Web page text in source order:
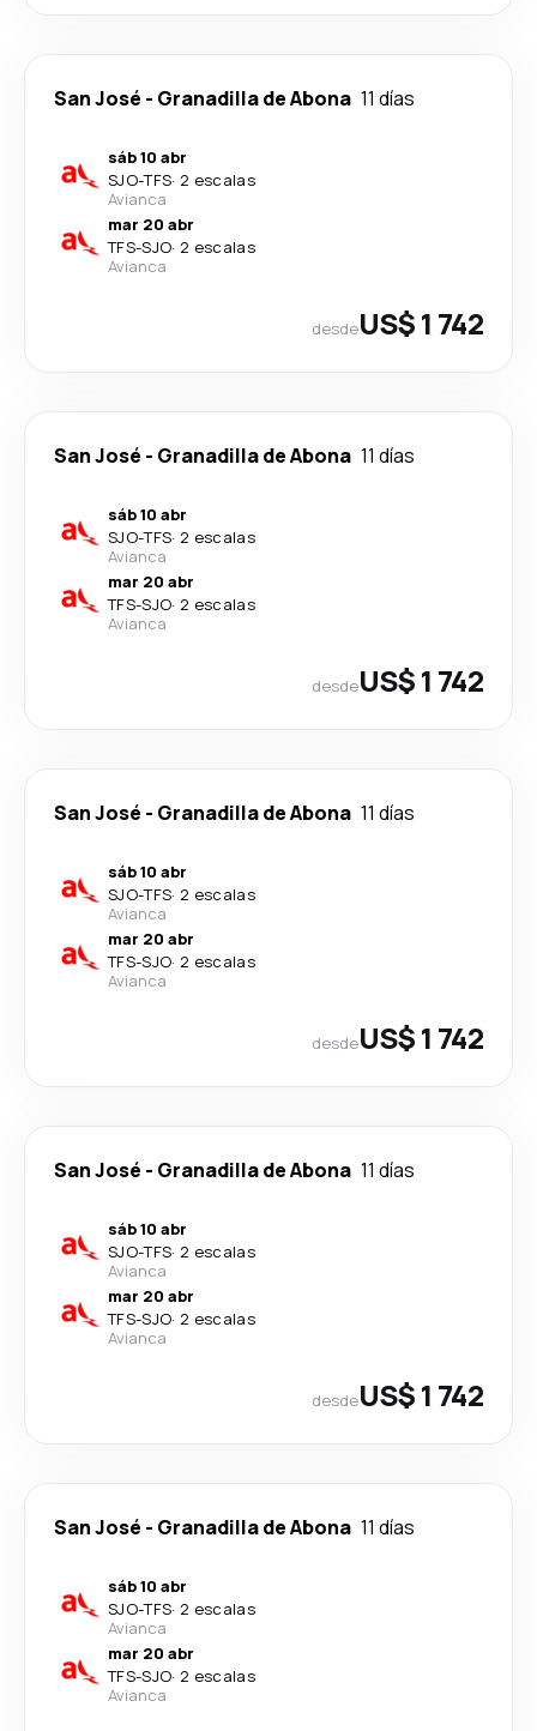
San José - Granadilla de Abona 11 días
sáb 10 abr
SJO-TFS· 2 escalas
Avianca
mar 20 abr
TFS-SJO· 2 escalas
Avianca
desdeUS$ 1 742
San José - Granadilla de Abona 11 días
sáb 10 abr
SJO-TFS· 2 escalas
Avianca
mar 20 abr
TFS-SJO· 2 escalas
Avianca
desdeUS$ 1 742
San José - Granadilla de Abona 11 días
sáb 10 abr
SJO-TFS· 2 escalas
Avianca
mar 20 abr
TFS-SJO· 2 escalas
Avianca
desdeUS$ 1 742
San José - Granadilla de Abona 11 días
sáb 10 abr
SJO-TFS· 2 escalas
Avianca
mar 20 abr
TFS-SJO· 2 escalas
Avianca
desdeUS$ 1 742
San José - Granadilla de Abona 11 días
sáb 10 abr
SJO-TFS· 2 escalas
Avianca
mar 20 abr
TFS-SJO· 2 escalas
Avianca